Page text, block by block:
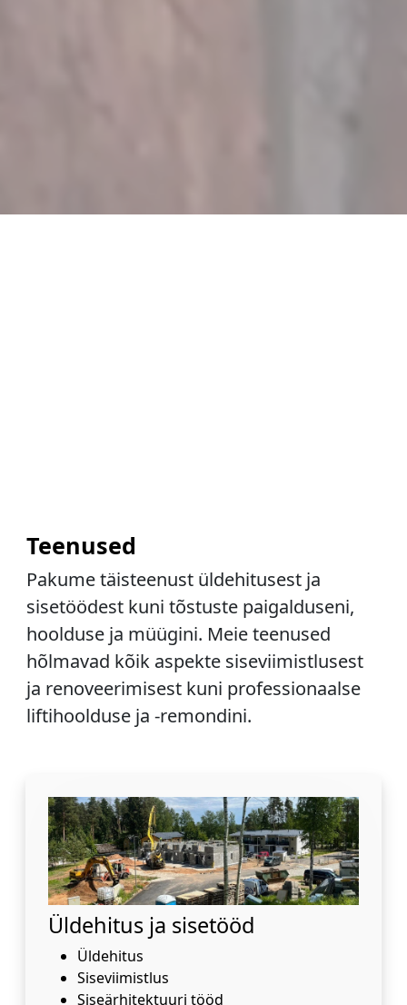
Teenused
Pakume täisteenust üldehitusest ja
sisetöödest kuni tõstuste paigalduseni,
hoolduse ja müügini. Meie teenused
hõlmavad kõik aspekte siseviimistlusest
ja renoveerimisest kuni professionaalse
liftihoolduse ja -remondini.
Üldehitus ja sisetööd
Üldehitus
Siseviimistlus
Siseärhitektuuri tööd